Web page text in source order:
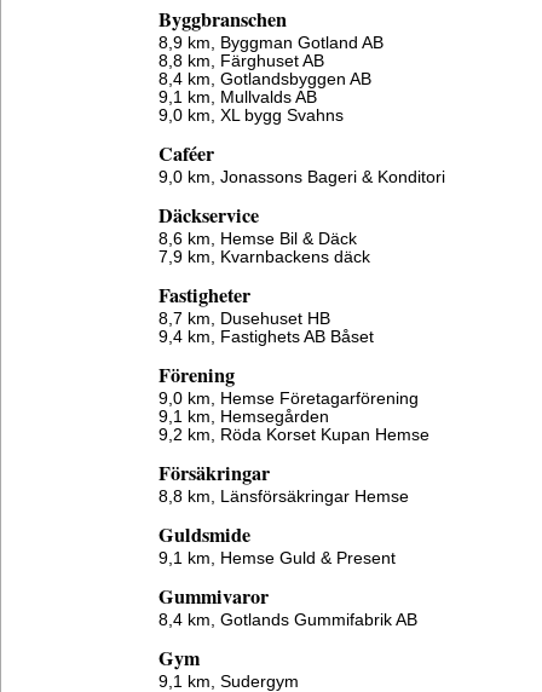
Byggbranschen
8,9 km, Byggman Gotland AB
8,8 km, Färghuset AB
8,4 km, Gotlandsbyggen AB
9,1 km, Mullvalds AB
9,0 km, XL bygg Svahns
Caféer
9,0 km, Jonassons Bageri & Konditori
Däckservice
8,6 km, Hemse Bil & Däck
7,9 km, Kvarnbackens däck
Fastigheter
8,7 km, Dusehuset HB
9,4 km, Fastighets AB Båset
Förening
9,0 km, Hemse Företagarförening
9,1 km, Hemsegården
9,2 km, Röda Korset Kupan Hemse
Försäkringar
8,8 km, Länsförsäkringar Hemse
Guldsmide
9,1 km, Hemse Guld & Present
Gummivaror
8,4 km, Gotlands Gummifabrik AB
Gym
9,1 km, Sudergym